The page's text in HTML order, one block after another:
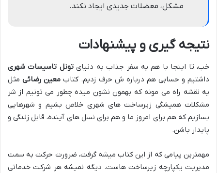
مشکل، معضلات جدیدی ایجاد نکند.
نتیجه گیری و پیشنهادات
خب، تا اینجا با هم یه سفر جذاب به دنیایتونل تاسیسات شهری
داشتیم و حسابی هم درباره ش حرف زدیم. کتاب معین رضائی مثل
یه نقشه راه می مونه که بهمون نشون میده چطور می تونیم از شر
مشکلات همیشگی زیرساخت های شهری خلاص بشیم و شهرهایی
بسازیم که هم برای امروز ما و هم برای نسل های آینده، قابل زندگی و
پایدار باشن.
مهمترین پیامی که از این کتاب میشه گرفت، ضرورت حرکت به سمت
مدیریت یکپارچه زیرساخت هاست. دیگه نمیشه هر شرکت خدماتی